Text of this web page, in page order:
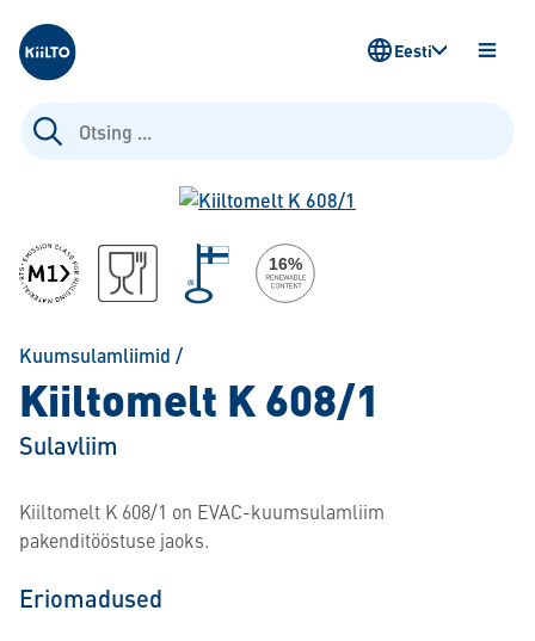
Kiilto Estonia
Otsi:
AVA
Eesti
Kuumsulamliimid /
Kiiltomelt K 608/1
Sulavliim
Kiiltomelt K 608/1 on EVAC-kuumsulamliim
pakenditööstuse jaoks.
Eriomadused